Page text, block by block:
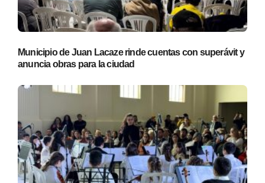
Municipio de Juan Lacaze rinde cuentas con superávit y
anuncia obras para la ciudad